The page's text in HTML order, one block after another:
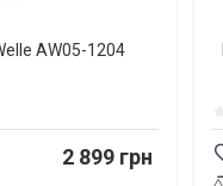
AW05-1204
2 899 грн